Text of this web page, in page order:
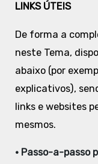
LINKS ÚTEIS
De forma a
neste Tema,
abaixo (por
explicativos),
links e websites
mesmos.
• Passo-a-passo